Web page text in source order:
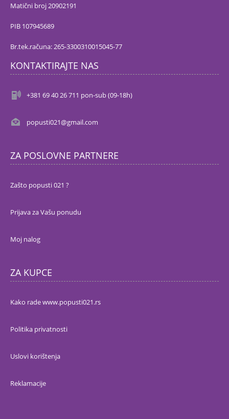
Matični broj 20902191
PIB 107945689
Br.tek.računa: 265-3300310015045-77
KONTAKTIRAJTE NAS
+381 69 40 26 711 pon-sub (09-18h)
popusti021@gmail.com
ZA POSLOVNE PARTNERE
Zašto popusti 021 ?
Prijava za Vašu ponudu
Moj nalog
ZA KUPCE
Kako rade www.popusti021.rs
Politika privatnosti
Uslovi korištenja
Reklamacije